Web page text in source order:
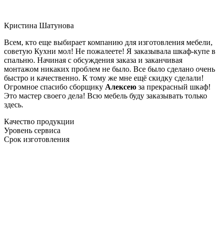
Кристина Шатунова
Всем, кто еще выбирает компанию для изготовления мебели,
советую Кухни мол! Не пожалеете! Я заказывала шкаф-купе в
спальню. Начиная с обсуждения заказа и заканчивая
монтажом никаких проблем не было. Все было сделано очень
быстро и качественно. К тому же мне ещё скидку сделали!
Огромное спасибо сборщику Алексею за прекрасный шкаф!
Это мастер своего дела! Всю мебель буду заказывать только
здесь.
Качество продукции
Уровень сервиса
Срок изготовления